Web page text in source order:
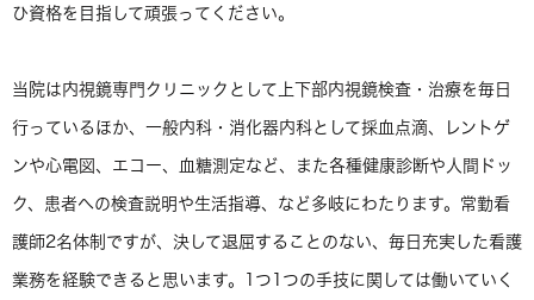
ひ資格を目指して頑張ってください。
当院は内視鏡専門クリニックとして上下部内視鏡検査・治療を毎日
行っているほか、一般内科・消化器内科として採血点滴、レントゲ
ンや心電図、エコー、血糖測定など、また各種健康診断や人間ドッ
ク、患者への検査説明や生活指導、など多岐にわたります。常勤看
護師2名体制ですが、決して退屈することのない、毎日充実した看護
業務を経験できると思います。1つ1つの手技に関しては働いていく